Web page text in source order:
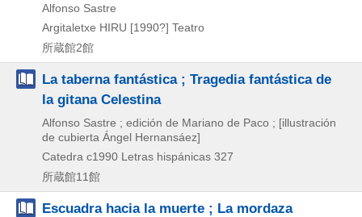
Alfonso Sastre
Argitaletxe HIRU [1990?] Teatro
所蔵館2館
La taberna fantástica ; Tragedia fantástica de
la gitana Celestina
Alfonso Sastre ; edición de Mariano de Paco ; [illustración
de cubierta Ángel Hernansáez]
Catedra c1990 Letras hispánicas 327
所蔵館11館
Escuadra hacia la muerte ; La mordaza